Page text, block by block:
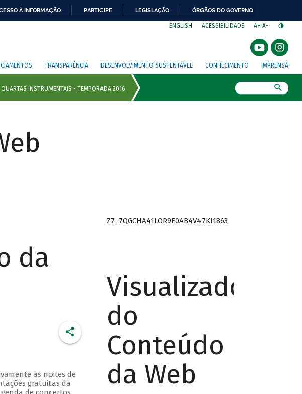
À INFORMAÇÃO PARTICIPE LEGISLAÇÃO ÓRGÃOS DO GOVERNO
ENGLISH ACESSIBILIDADE A+ A-
TRANSPARÊNCIA DESENVOLVIMENTO SUSTENTÁVEL CONHECIMENTO IMPRENSA
da
as noites de
gratuitas da
Z7_7QGCHA41LOR9E0AB4V47KI1863
Visualizador
do
Conteúdo
da Web